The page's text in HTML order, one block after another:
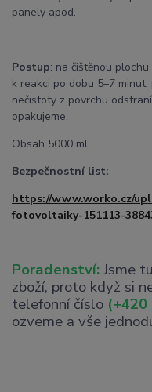
panely apod.
Postup: na čištěnou
k reakci po dobu 5–7
nečistoty z povrchu
opakujeme.
Obsah 5000 ml
Bezpečnostní list:
https://www.worko.cz/
fotovoltaiky-151113-
Poradenství:Jsme
zboží, proto když si
telefonní číslo
ozveme a vše